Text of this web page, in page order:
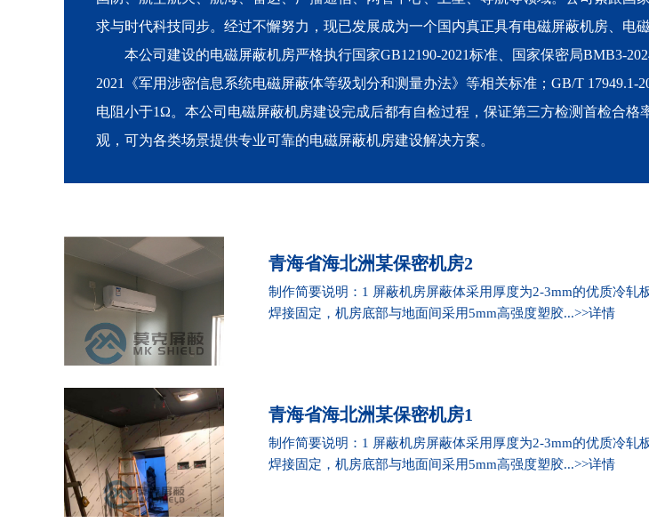
求与时代科技同步。经过不懈努力，现已发展成为一个国内真正具有电磁屏蔽机房、电
本公司建设的电磁屏蔽机房严格执行国家GB12190-2021标准、国家保密局BMB3-
2021《军用涉密信息系统电磁屏蔽体等级划分和测量办法》等相关标准；GB/T
电阻小于1Ω。本公司电磁屏蔽机房建设完成后都有自检过程，保证第三方检测首检合
观，可为各类场景提供专业可靠的电磁屏蔽机房建设解决方案。
青海省海北洲某保密机房2
制作简要说明：1 屏蔽机房屏蔽体采用厚度为2-3mm的优质冷
焊接固定，机房底部与地面间采用5mm高强度塑胶...>>详情
青海省海北洲某保密机房1
制作简要说明：1 屏蔽机房屏蔽体采用厚度为2-3mm的优质冷
焊接固定，机房底部与地面间采用5mm高强度塑胶...>>详情